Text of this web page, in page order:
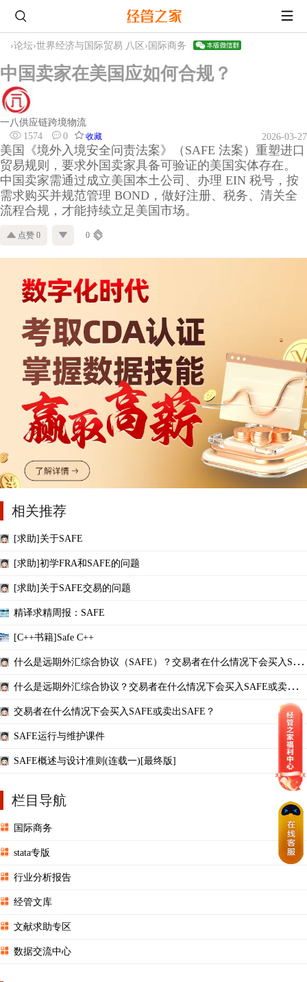
›论坛›世界经济与国际贸易 八区 › 国际商务
中国卖家在美国应如何合规？
一八供应链跨境物流
1574
0 收藏 2026-03-27
美国《境外入境安全问责法案》（SAFE 法案）重塑进口
贸易规则，要求外国卖家具备可验证的美国实体存在。
中国卖家需通过成立美国本土公司、办理 EIN 税号，按
需求购买并规范管理 BOND，做好注册、税务、清关全
流程合规，才能持续立足美国市场。
点赞 0 0
相关推荐
[求助]关于SAFE
[求助]初学FRA和SAFE的问题
[求助]关于SAFE交易的问题
精译求精周报：SAFE
[C++书籍]Safe C++
什么是远期外汇综合协议（SAFE）？交易者在什么情况下会买入SAF
什么是远期外汇综合协议？交易者在什么情况下会买入SAFE或卖出S
交易者在什么情况下会买入SAFE或卖出SAFE？
SAFE运行与维护课件
SAFE概述与设计准则(连载一)[最终版]
栏目导航
国际商务
stata专版
行业分析报告
经管文库
文献求助专区
数据交流中心